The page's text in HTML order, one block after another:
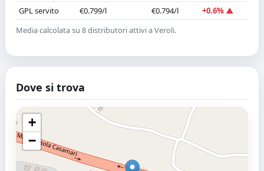
GPL servito
€0.799/l €0.794/l
+0.6% ▲
Media calcolata su 8 distributori attivi a Veroli.
Dove si trova
+
−